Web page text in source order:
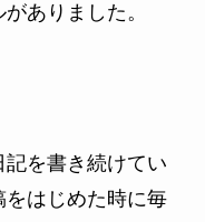
ありました。
を書き続けてい
をはじめた時に毎